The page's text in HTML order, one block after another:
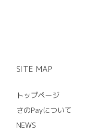
SITE MAP
トップページ
さのPayについて
NEWS